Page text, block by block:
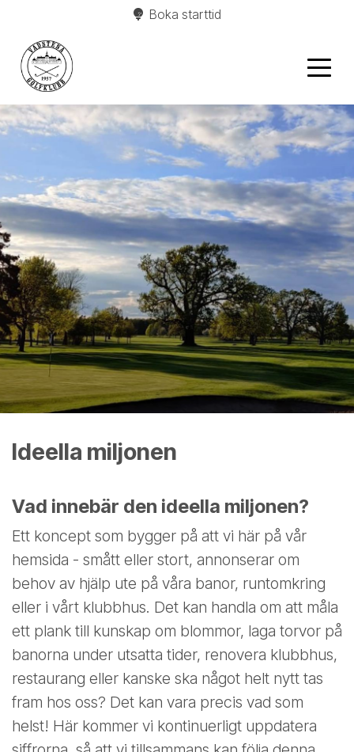
Boka starttid
Ideella miljonen
Vad innebär den ideella miljonen?
Ett koncept som bygger på att vi här på vår
hemsida - smått eller stort, annonserar om
behov av hjälp ute på våra banor, runtomkring
eller i vårt klubbhus. Det kan handla om att måla
ett plank till kunskap om blommor, laga torvor på
banorna under utsatta tider, renovera klubbhus,
restaurang eller kanske ska något helt nytt tas
fram hos oss? Det kan vara precis vad som
helst! Här kommer vi kontinuerligt uppdatera